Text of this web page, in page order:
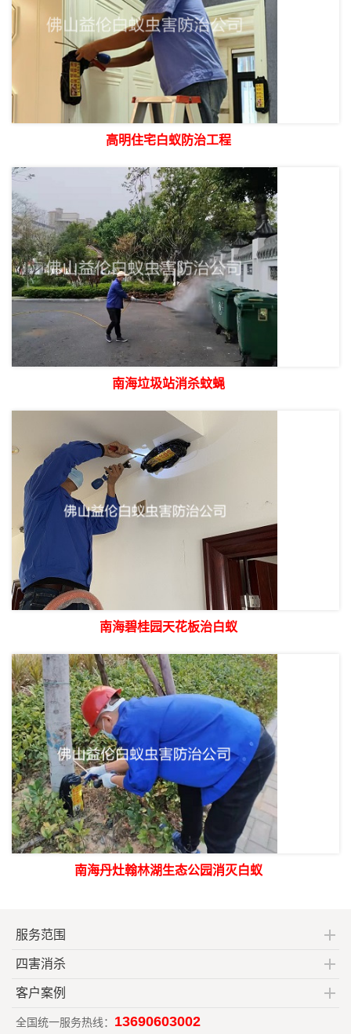
高明住宅白蚁防治工程
南海垃圾站消杀蚊蝇
南海碧桂园天花板治白蚁
南海丹灶翰林湖生态公园消灭白蚁
服务范围
四害消杀
客户案例
全国统一服务热线： 13690603002